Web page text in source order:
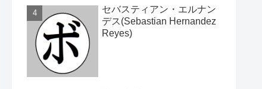
セバスティアン・エルナン
デス(Sebastian Hernandez
Reyes)